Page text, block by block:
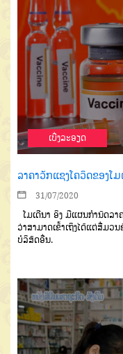
ເບີ່ງລະອຽດ
ລາຄາວັກແຊງໂຄວິດຂອງໂ
31/07/2020
ໂມເດີນາ ອິງ ມີແຜນກຳນົດລາ
ວ່າສາມາດເຂົ້າເຖິງໄດ້ແຕ່ສື່ມວນ
ບໍລິສັດອື່ນ.